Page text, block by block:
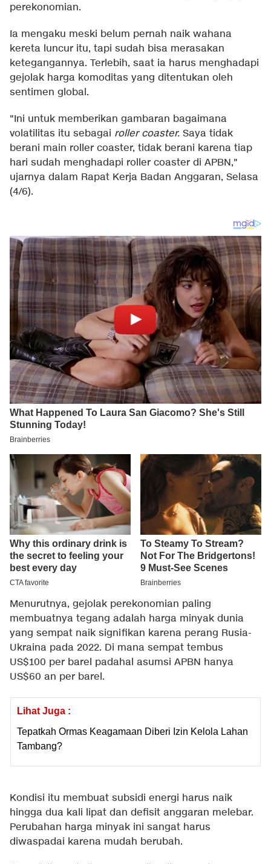
perekonomian.
Ia mengaku meski belum pernah naik wahana
kereta luncur itu, tapi sudah bisa merasakan
ketegangannya. Terlebih, saat ia harus menghadapi
gejolak harga komoditas yang ditentukan oleh
sentimen global.
"Ini untuk memberikan gambaran bagaimana
volatilitas itu sebagai roller coaster. Saya tidak
berani main roller coaster, tidak berani karena tiap
hari sudah menghadapi roller coaster di APBN,"
ujarnya dalam Rapat Kerja Badan Anggaran, Selasa
(4/6).
Menurutnya, gejolak perekonomian paling
membuatnya tegang adalah harga minyak dunia
yang sempat naik signifikan karena perang Rusia-
Ukraina pada 2022. Di mana sempat tembus
US$100 per barel padahal asumsi APBN hanya
US$60 an per barel.
Lihat Juga :
Tepatkah Ormas Keagamaan Diberi Izin Kelola Lahan
Tambang?
Kondisi itu membuat subsidi energi harus naik
hingga dua kali lipat dan defisit anggaran melebar.
Perubahan harga minyak ini sangat harus
diwaspadai karena mudah berubah.